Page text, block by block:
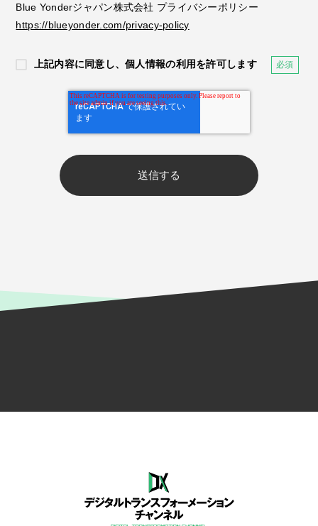
Blue Yonderジャパン株式会社 プライバシーポリシー
https://blueyonder.com/privacy-policy
上記内容に同意し、個人情報の利用を許可します